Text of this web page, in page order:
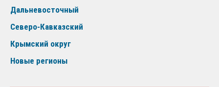
Дальневосточный
Северо-Кавказский
Крымский округ
Новые регионы